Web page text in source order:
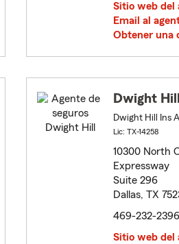
Sitio web del
Email al
Obtener una
Dwight Hill
Dwight Hill Ins
Lic: TX-14258
10300 North
Expressway
Suite 296
Dallas, TX
469-232-2396
Sitio web del